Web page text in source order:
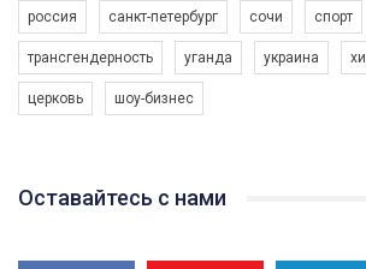
насильству проти ЛГБТ в Україні.
Ми просимо вашої підтримки, щоб
програму з боротьби з насильством проти
Якщо ти хочеш підтримати нас - просто
best video, representing programme for the
1.9K Просмотров • 226 Нравится • 5
россия санкт-петербург сочи спорт
трансгендерность уганда украина
церковь шоу-бизнес
Оставайтесь с нами